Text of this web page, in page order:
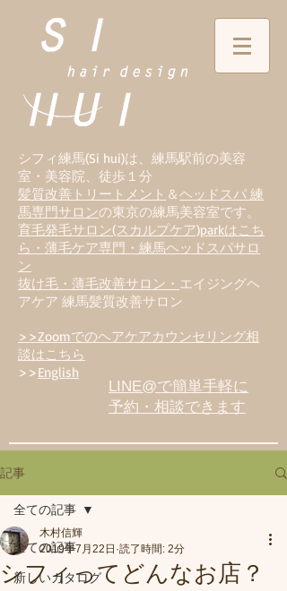
シフィ練馬(Si hui)は、 練馬駅前の美容
室・美容院、徒歩１分
髪質改善トリートメント ＆ヘッドスパ 練
馬専門サロンの東京の練馬美容室です。
育毛発毛サロン(スカルプケア)parkはこち
ら・薄毛ケア専門・練馬ヘッドスパサロ
ン
抜け毛・薄毛改善サロン・ エイジングヘ
アケア 練馬髪質改善サロン
>>Zoomでのヘアケアカウンセリング相
談はこちら
>>English
LINE@で簡単手軽に
予約・相談できます
記事
全ての記事
新しいカタログ
全ての記事
シフィってどんなお店？
木村信輝
2019年7月22日 読了時間: 2分